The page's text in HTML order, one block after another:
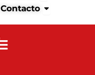
Contacto Abrir